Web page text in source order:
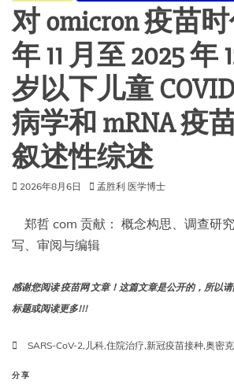
障
碍，
点
注
呼
吸
道
胞
病
对 omicron 疫苗时
年 11 月至 2025 年
岁以下儿童
病学和 mRNA 疫
叙述性综述
2026年8月6日 孟胜利 医学博士
郑哲 com 贡献： 概念构思、调查研
写、审阅与编辑
感谢您阅读 疫苗网 文章！这篇文章是公开的，所以
标题或阅读更多!!!
SARS-CoV-2, 儿科,住院治疗,新冠疫苗接种,奥密
分享